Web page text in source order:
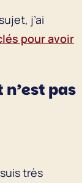
j’ai
pour avoir
pas
très